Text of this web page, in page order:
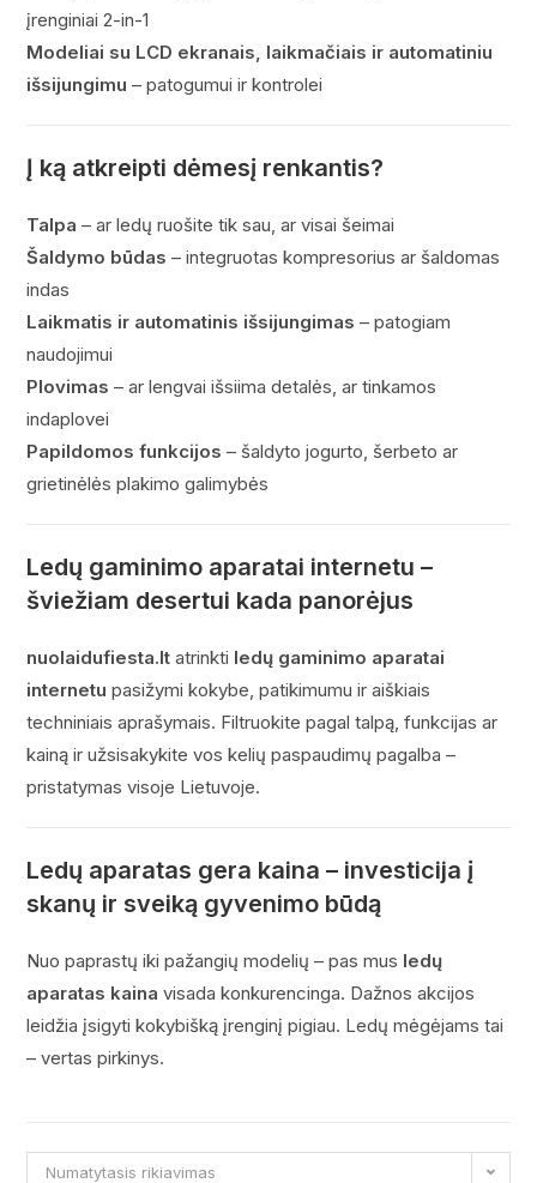
įrenginiai 2-in-1
Modeliai su LCD ekranais, laikmačiais ir automatiniu
išsijungimu – patogumui ir kontrolei
Į ką atkreipti dėmesį renkantis?
Talpa – ar ledų ruošite tik sau, ar visai šeimai
Šaldymo būdas – integruotas kompresorius ar šaldomas
indas
Laikmatis ir automatinis išsijungimas – patogiam
naudojimui
Plovimas – ar lengvai išsiima detalės, ar tinkamos
indaplovei
Papildomos funkcijos – šaldyto jogurto, šerbeto ar
grietinėlės plakimo galimybės
Ledų gaminimo aparatai internetu –
šviežiam desertui kada panorėjus
nuolaidufiesta.lt atrinkti ledų gaminimo aparatai
internetu pasižymi kokybe, patikimumu ir aiškiais
techniniais aprašymais. Filtruokite pagal talpą, funkcijas ar
kainą ir užsisakykite vos kelių paspaudimų pagalba –
pristatymas visoje Lietuvoje.
Ledų aparatas gera kaina – investicija į
skanų ir sveiką gyvenimo būdą
Nuo paprastų iki pažangių modelių – pas mus ledų
aparatas kaina visada konkurencinga. Dažnos akcijos
leidžia įsigyti kokybišką įrenginį pigiau. Ledų mėgėjams tai
– vertas pirkinys.
Numatytasis rikiavimas